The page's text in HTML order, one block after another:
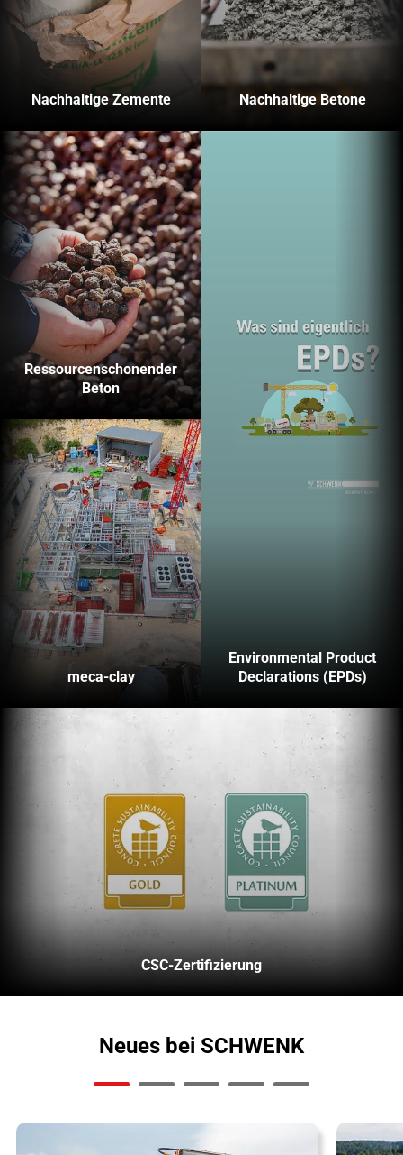
Nachhaltige Zemente Nachhaltige Betone
Ressourcenschonender
Beton
Environmental Product
Declarations (EPDs)
CSC-Zertifizierung
meca-clay
Neues bei SCHWENK